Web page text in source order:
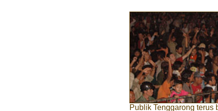
Publik Tenggarong terus